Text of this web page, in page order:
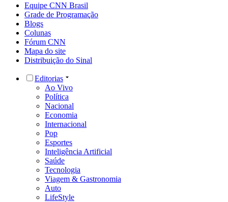
Equipe CNN Brasil
Grade de Programação
Blogs
Colunas
Fórum CNN
Mapa do site
Distribuição do Sinal
Editorias
Ao Vivo
Política
Nacional
Economia
Internacional
Pop
Esportes
Inteligência Artificial
Saúde
Tecnologia
Viagem & Gastronomia
Auto
LifeStyle